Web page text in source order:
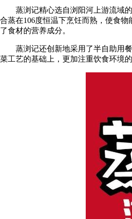
蒸浏记精心选自浏阳河上游流域的
合蒸在106度恒温下烹饪而熟，使食
了食材的营养成分。
蒸浏记还创新地采用了半自助用餐
菜工艺的基础上，更加注重饮食环境